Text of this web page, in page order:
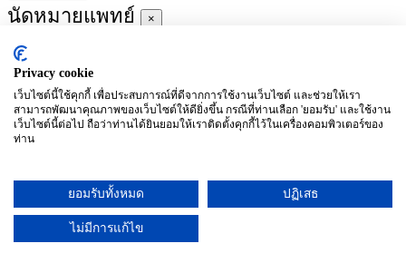
นัดหมายแพทย์ ×
ผู้ชำนาญการ
ประจำ :
อาทิตย์
จันทร์
(27/09)
อังคาร
(28/09)
พุธ
พฤหัสบดี
ศุกร์
เสาร์
Privacy cookie
เว็บไซต์นี้ใช้คุกกี้ เพื่อประสบการณ์ที่ดีจากการใช้งานเว็บไซต์ และช่วยให้เรา
สามารถพัฒนาคุณภาพของเว็บไซต์ให้ดียิ่งขึ้น กรณีที่ท่านเลือก 'ยอมรับ' และใช้งาน
เว็บไซต์นี้ต่อไป ถือว่าท่านได้ยินยอมให้เราติดตั้งคุกกี้ไว้ในเครื่องคอมพิวเตอร์ของ
ท่าน
ยอมรับทั้งหมด ปฏิเสธ
ไม่มีการแก้ไข